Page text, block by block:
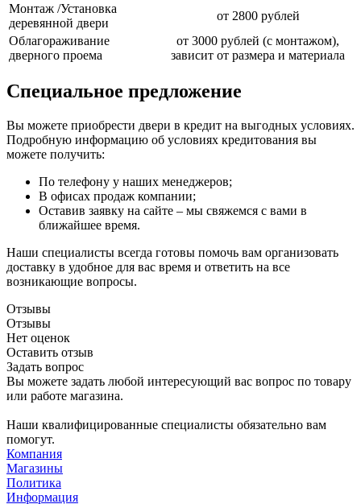
Монтаж /Установка
деревянной двери
от 2800 рублей
Облагораживание
дверного проема
от 3000 рублей (с монтажом),
зависит от размера и материала
Специальное предложение
Вы можете приобрести двери в кредит на выгодных условиях.
Подробную информацию об условиях кредитования вы
можете получить:
По телефону у наших менеджеров;
В офисах продаж компании;
Оставив заявку на сайте – мы свяжемся с вами в
ближайшее время.
Наши специалисты всегда готовы помочь вам организовать
доставку в удобное для вас время и ответить на все
возникающие вопросы.
Отзывы
Отзывы
Нет оценок
Оставить отзыв
Задать вопрос
Вы можете задать любой интересующий вас вопрос по товару
или работе магазина.
Наши квалифицированные специалисты обязательно вам
помогут.
Компания
Магазины
Политика
Информация